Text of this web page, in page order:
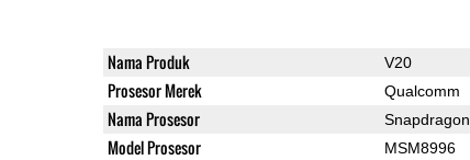
Nama Produk V20
Prosesor Merek Qualcomm
Nama Prosesor
Model Prosesor MSM8996